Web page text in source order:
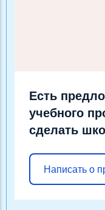
Есть
учебного
сделать
Написать о